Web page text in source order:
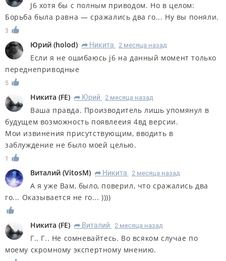
J6 хотя бы с полным приводом. Но в целом:
Борьба была равна — сражались два го... Ну вы поняли.
3
Юрий (holod) R Никита 2 месяца назад
Если я не ошибаюсь j6 на данный момент только
переднеприводные
5
Никита (FE) R Юрий 2 месяца назад
Ваша правда. Производитель лишь упомянул в
будущем возможность появлееия 4вд версии.
Мои извинения присутствующим, вводить в
заблуждение не было моей целью.
1
Виталий (VitosM) R Никита 2 месяца назад
А я уже Вам, было, поверил, что сражались два
го... Оказывается не го... ))))
Никита (FE) R Виталий 2 месяца назад
Г.. Г.. Не сомневайтесь. Во всяком случае по
моему скромному экспертному мнению.